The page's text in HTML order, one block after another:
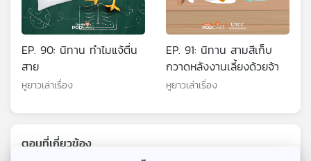
EP. 90: นิทาน ทำไมแจ้ตื่น
สาย
หูยาวเล่าเรื่อง
EP. 91: นิทาน สามสีเก็บ
กวาดหลังงานเลี้ยงด้วยจ้า
หูยาวเล่าเรื่อง
ตอนที่เกี่ยวข้อง